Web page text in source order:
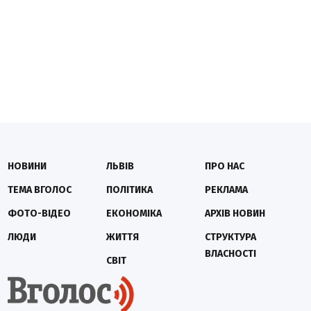
НОВИНИ
ТЕМА ВГОЛОС
ФОТО-ВІДЕО
ЛЮДИ
ЛЬВІВ
ПОЛІТИКА
ЕКОНОМІКА
ЖИТТЯ
СВІТ
ПРО НАС
РЕКЛАМА
АРХІВ НОВИН
СТРУКТУРА
ВЛАСНОСТІ